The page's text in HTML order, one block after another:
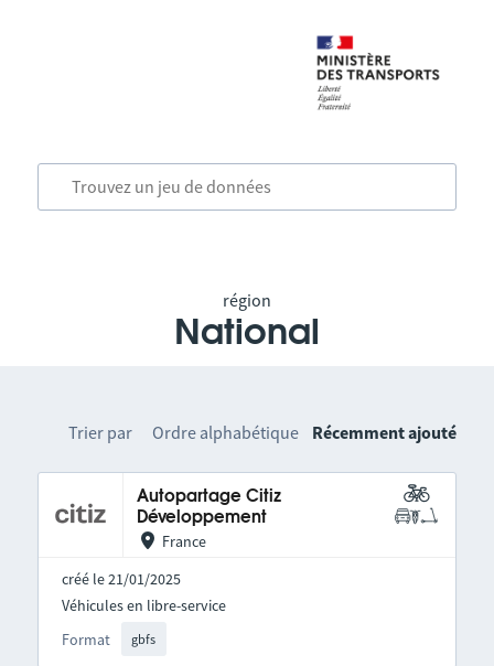
région
National
Trier par Ordre alphabétique Récemment ajouté
Autopartage Citiz
Développement
France
créé le 21/01/2025
Format gbfs
Véhicules en libre-service